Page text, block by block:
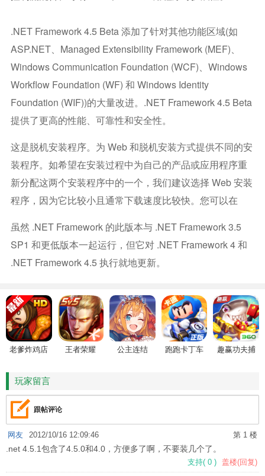
.NET Framework 4.5 Beta 添加了针对其他功能区域(如
ASP.NET、Managed Extensibility Framework (MEF)、
Windows Communication Foundation (WCF)、Windows
Workflow Foundation (WF) 和 Windows Identity
Foundation (WIF))的大量改进。.NET Framework 4.5 Beta
提供了更高的性能、可靠性和安全性。
这是脱机安装程序。为 Web 和脱机安装方式提供不同的安
装程序。如希望在安装过程中为自己的产品或应用程序重
新分配这两个安装程序中的一个，我们建议选择 Web 安装
程序，因为它比较小且通常下载速度比较快。您可以在
虽然 .NET Framework 的此版本与 .NET Framework 3.5
SP1 和更低版本一起运行，但它对 .NET Framework 4 和
.NET Framework 4.5 执行就地更新。
老爹炸鸡店
王者荣耀 公主连结 跑跑卡丁车
趣赢功夫捕
玩家留言
跟帖评论
第 1 楼
网友 2012/10/16 12:09:46
.net 4.5.1包含了4.5.0和4.0，方便多了啊，不要装几个了。
支持( 0 ) 盖楼(回复)